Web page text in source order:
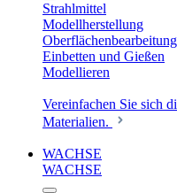
Strahlmittel
Modellherstellung
Oberflächenbearbeitung
Einbetten und Gießen
Modellieren
Vereinfachen Sie sich
Materialien.
WACHSE
WACHSE